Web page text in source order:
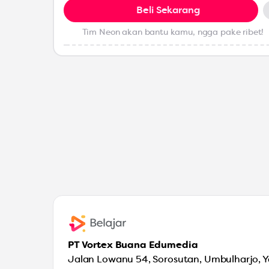
Beli Sekarang
Tim Neon akan bantu kamu, ngga pake ribet!
PT Vortex Buana Edumedia
Jalan Lowanu 54, Sorosutan, Umbulharjo,